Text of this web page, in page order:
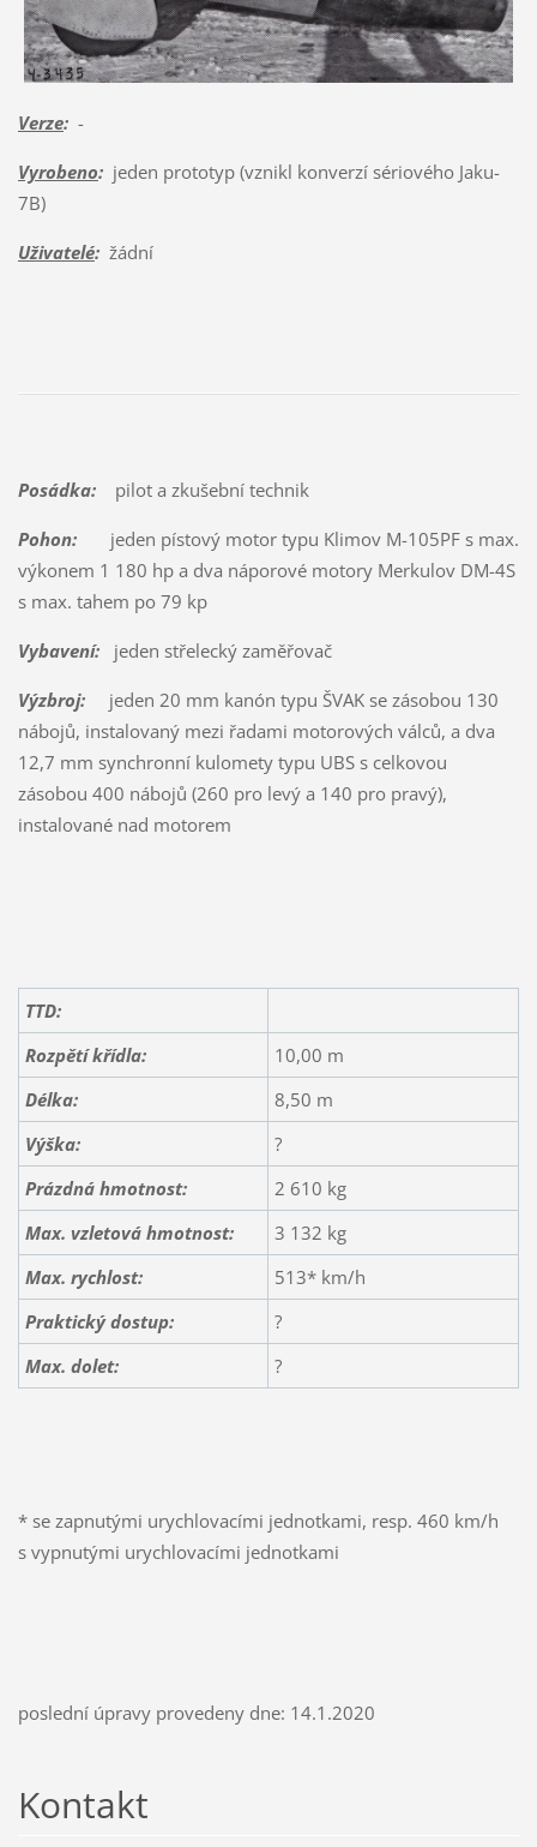
Verze:-
Vyrobeno:jeden prototyp (vznikl konverzí sériového Jaku-
7B)
Uživatelé:žádní
Posádka:pilot a zkušební technik
Pohon:jeden pístový motor typu Klimov M-105PF s max.
výkonem 1 180 hp a dva náporové motory Merkulov DM-4S
s max. tahem po 79 kp
Vybavení:jeden střelecký zaměřovač
Výzbroj:jeden 20 mm kanón typu ŠVAK se zásobou 130
nábojů, instalovaný mezi řadami motorových válců, a dva
12,7 mm synchronní kulomety typu UBS s celkovou
zásobou 400 nábojů (260 pro levý a 140 pro pravý),
instalované nad motorem
TTD:
Rozpětí křídla:
10,00 m
Délka:
8,50 m
Výška:
?
Prázdná hmotnost:
2 610 kg
Max. vzletová hmotnost:
3 132 kg
Max. rychlost:
513* km/h
Praktický dostup:
?
Max. dolet:
?
* se zapnutými urychlovacími jednotkami, resp. 460 km/h
s vypnutými urychlovacími jednotkami
poslední úpravy provedeny dne: 14.1.2020
Kontakt